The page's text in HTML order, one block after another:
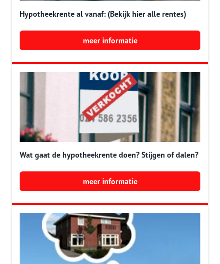
Hypotheekrente al vanaf: (Bekijk hier alle rentes)
meer informatie
Wat gaat de hypotheekrente doen? Stijgen of dalen?
meer informatie